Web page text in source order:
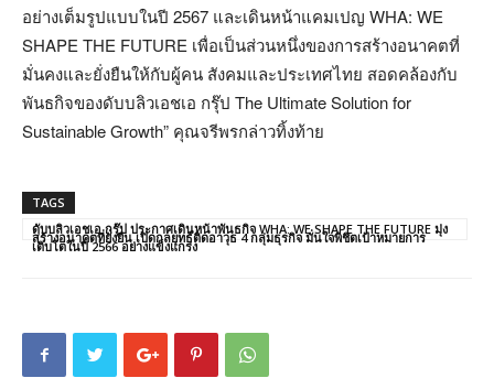
อย่างเต็มรูปแบบในปี 2567 และเดินหน้าแคมเปญ WHA: WE
SHAPE THE FUTURE เพื่อเป็นส่วนหนึ่งของการสร้างอนาคตที่
มั่นคงและยั่งยืนให้กับผู้คน สังคมและประเทศไทย สอดคล้องกับ
พันธกิจของดับบลิวเอชเอ กรุ๊ป The Ultimate Solution for
Sustainable Growth” คุณจรีพรกล่าวทิ้งท้าย
TAGS
ดับบลิวเอชเอ กรุ๊ป ประกาศเดินหน้าพันธกิจ WHA: WE SHAPE THE FUTURE มุ่ง
สร้างอนาคตที่ยั่งยืน เปิดกลยุทธ์ติดอาวุธ 4 กลุ่มธุรกิจ มั่นใจพิชิตเป้าหมายการ
เติบโตในปี 2566 อย่างแข็งแกร่ง